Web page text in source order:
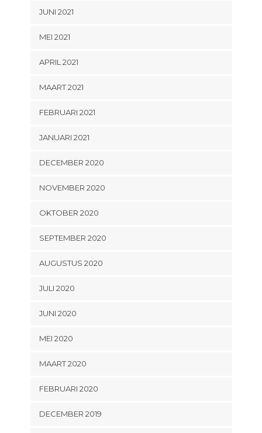
JUNI 2021
MEI 2021
APRIL 2021
MAART 2021
FEBRUARI 2021
JANUARI 2021
DECEMBER 2020
NOVEMBER 2020
OKTOBER 2020
SEPTEMBER 2020
AUGUSTUS 2020
JULI 2020
JUNI 2020
MEI 2020
MAART 2020
FEBRUARI 2020
DECEMBER 2019